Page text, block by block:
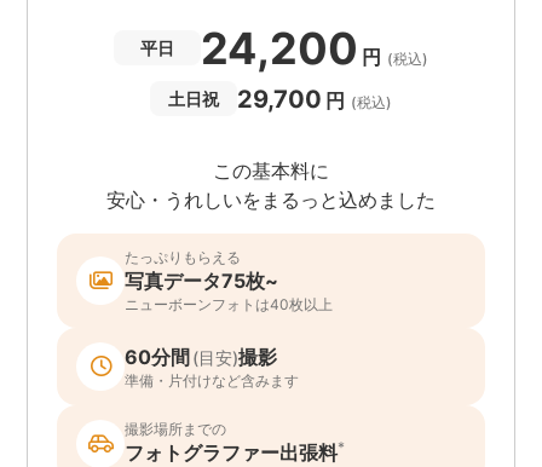
平日 24,200 円 (税込)
土日祝 29,700 円 (税込)
この基本料に
安心・うれしいをまるっと込めました
たっぷりもらえる
写真データ75枚~
ニューボーンフォトは40枚以上
60分間 (目安)撮影
準備・片付けなど含みます
撮影場所までの
フォトグラファー出張料*